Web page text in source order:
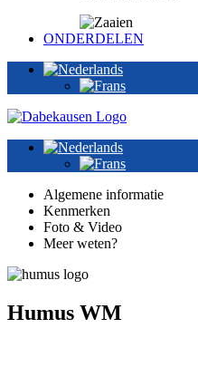
ONDERDELEN
Algemene informatie
Kenmerken
Foto & Video
Meer weten?
Humus WM